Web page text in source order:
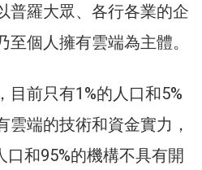
普羅大眾、各行各業的企
個人擁有雲端為主體。
目前只有1%的人口和5%
雲端的技術和資金實力，
口和95%的機構不具有開